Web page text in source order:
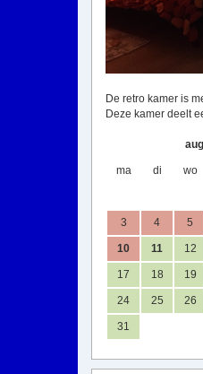
De retro kamer is
Deze kamer deelt
ma di wo
3 4 5
10 11 12
17 18 19
24 25 26
31